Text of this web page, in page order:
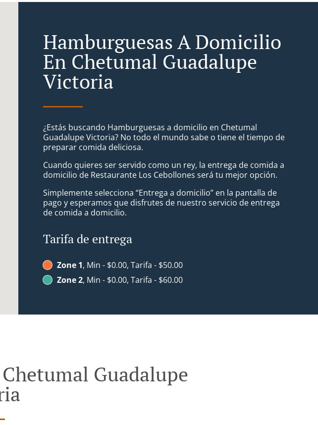
Hamburguesas A Domicilio
En Chetumal Guadalupe
Victoria
¿Estás buscando Hamburguesas a domicilio en Chetumal
Guadalupe Victoria? No todo el mundo sabe o tiene el tiempo de
preparar comida deliciosa.
Cuando quieres ser servido como un rey, la entrega de comida a
domicilio de Restaurante Los Cebollones será tu mejor opción.
Simplemente selecciona “Entrega a domicilio” en la pantalla de
pago y esperamos que disfrutes de nuestro servicio de entrega
de comida a domicilio.
Tarifa de entrega
Zone 1, Min - $0.00, Tarifa - $50.00
Zone 2, Min - $0.00, Tarifa - $60.00
Guadalupe